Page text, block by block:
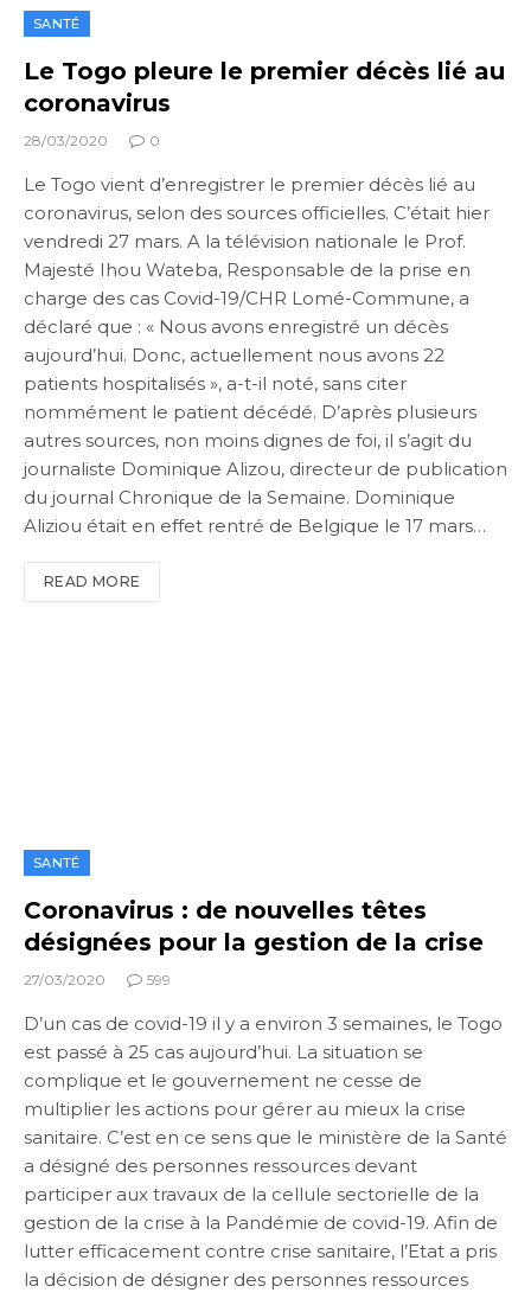
SANTÉ
Le Togo pleure le premier décès lié au
coronavirus
28/03/2020 0
Le Togo vient d’enregistrer le premier décès lié au
coronavirus, selon des sources officielles. C’était hier
vendredi 27 mars. A la télévision nationale le Prof.
Majesté Ihou Wateba, Responsable de la prise en
charge des cas Covid-19/CHR Lomé-Commune, a
déclaré que : « Nous avons enregistré un décès
aujourd’hui. Donc, actuellement nous avons 22
patients hospitalisés », a-t-il noté, sans citer
nommément le patient décédé. D’après plusieurs
autres sources, non moins dignes de foi, il s’agit du
journaliste Dominique Alizou, directeur de publication
du journal Chronique de la Semaine. Dominique
Aliziou était en effet rentré de Belgique le 17 mars…
READ MORE
SANTÉ
Coronavirus : de nouvelles têtes
désignées pour la gestion de la crise
27/03/2020 599
D’un cas de covid-19 il y a environ 3 semaines, le Togo
est passé à 25 cas aujourd’hui. La situation se
complique et le gouvernement ne cesse de
multiplier les actions pour gérer au mieux la crise
sanitaire. C’est en ce sens que le ministère de la Santé
a désigné des personnes ressources devant
participer aux travaux de la cellule sectorielle de la
gestion de la crise à la Pandémie de covid-19. Afin de
lutter efficacement contre crise sanitaire, l’Etat a pris
la décision de désigner des personnes ressources